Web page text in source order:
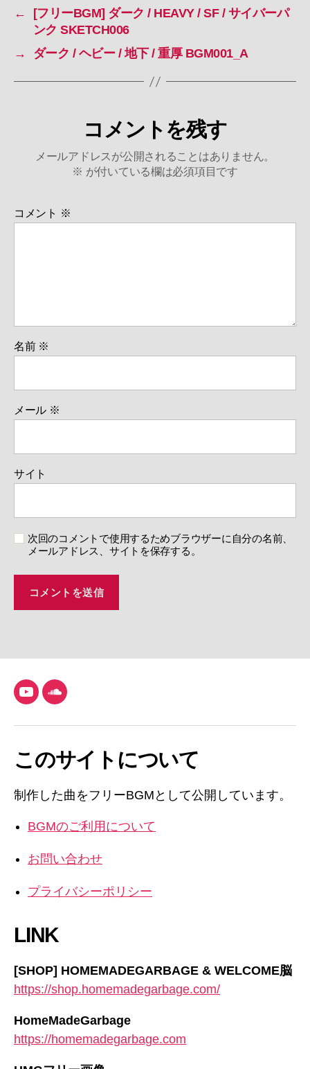
←
[フリーBGM] ダーク / HEAVY / SF / サイバーパ
ンク SKETCH006
→
ダーク / ヘビー / 地下 / 重厚 BGM001_A
コメントを残す
メールアドレスが公開されることはありません。
※ が付いている欄は必須項目です
コメント ※
名前 ※
メール ※
サイト
次回のコメントで使用するためブラウザーに自分の名前、
メールアドレス、サイトを保存する。
YouTubeSoundCloud
このサイトについて
制作した曲をフリーBGMとして公開しています。
BGMのご利用について
お問い合わせ
プライバシーポリシー
LINK
[SHOP] HOMEMADEGARBAGE & WELCOME脳
https://shop.homemadegarbage.com/
HomeMadeGarbage
https://homemadegarbage.com